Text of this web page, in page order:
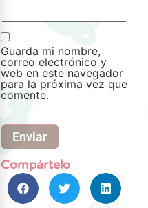
Guarda mi nombre,
correo electrónico y
web en este navegador
para la próxima vez que
comente.
Compártelo